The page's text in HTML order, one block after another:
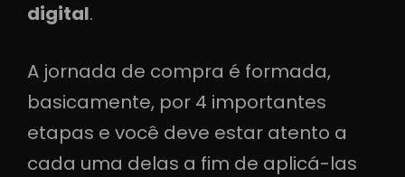
digital.
A jornada de compra é formada,
basicamente, por 4 importantes
etapas e você deve estar atento a
cada uma delas a fim de aplicá-las